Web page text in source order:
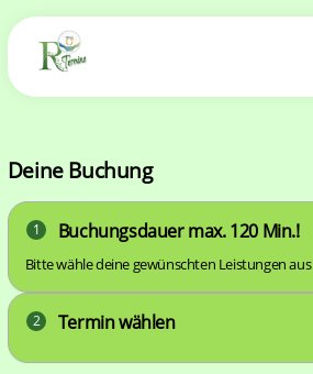
Deine Buchung
1 Buchungsdauer max. 120 Min.!
Bitte wähle deine gewünschten Leistungen aus
2 Termin wählen